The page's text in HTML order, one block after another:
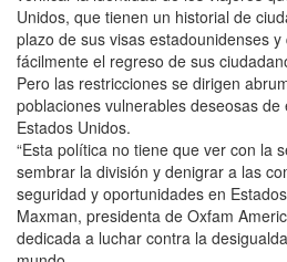
Unidos, que tienen un historial de
plazo de sus visas estadounidenses
fácilmente el regreso de sus
Pero las restricciones se dirigen
poblaciones vulnerables deseosas
Estados Unidos.
“Esta política no tiene que ver con la
sembrar la división y denigrar a las
seguridad y oportunidades en
Maxman, presidenta de Oxfam
dedicada a luchar contra la